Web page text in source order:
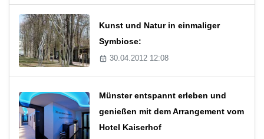
Kunst und Natur in einmaliger
Symbiose:
30.04.2012 12:08
Münster entspannt erleben und
genießen mit dem Arrangement vom
Hotel Kaiserhof